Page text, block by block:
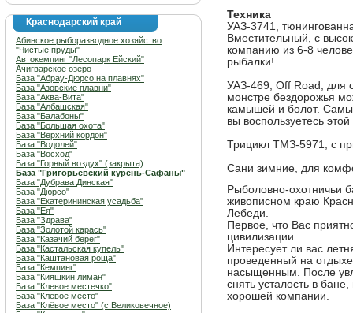
Краснодарский край
Абинское рыборазводное хозяйство
"Чистые пруды"
Автокемпинг "Лесопарк Ейский"
Ачигварское озеро
База "Абрау-Дюрсо на плавнях"
База "Азовские плавни"
База "Аква-Вита"
База "Албашская"
База "Балабоны"
База "Большая охота"
База "Верхний кордон"
База "Водолей"
База "Восход"
База "Горный воздух" (закрыта)
База "Григорьевский курень-Сафаны"
База "Дубрава Динская"
База "Дюрсо"
База "Екатерининская усадьба"
База "Ея"
База "Здрава"
База "Золотой карась"
База "Казачий берег"
База "Кастальская купель"
База "Каштановая роща"
База "Кемпинг"
База "Кияшкин лиман"
База "Клевое местечко"
База "Клевое место"
База "Клёвое место" (с.Великовечное)
Техника
УАЗ-3741,
Вместительный, с
компанию из 6-8
рыбалки!
УАЗ-469, Off Road, для
монстре бездорожья
камышей и болот.
вы воспользуетесь
Трицикл ТМЗ-5971, с
Сани зимние, для
Рыболовно-охотничьи
живописном краю
Лебеди.
Первое, что Вас
цивилизации.
Интересует ли вас
проведенный на
насыщенным. После
снять усталость в
хорошей компании.